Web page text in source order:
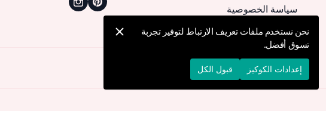
سياسة الخصوصية
© 2026 Devr-i Tesettür -
نحن نستخدم ملفات تعريف الارتباط لتوفير تجربة
تسوق أفضل.
إعدادات الكوكيز قبول الكل